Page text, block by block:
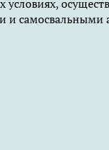
условиях,
и самосвальными